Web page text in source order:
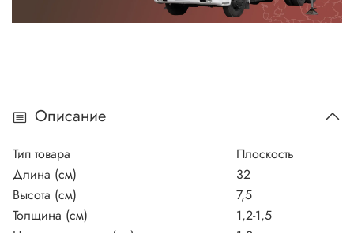
Описание
Тип товара
Плоскость
Длина (см)
32
Высота (см)
7,5
Толщина (см)
1,2-1,5